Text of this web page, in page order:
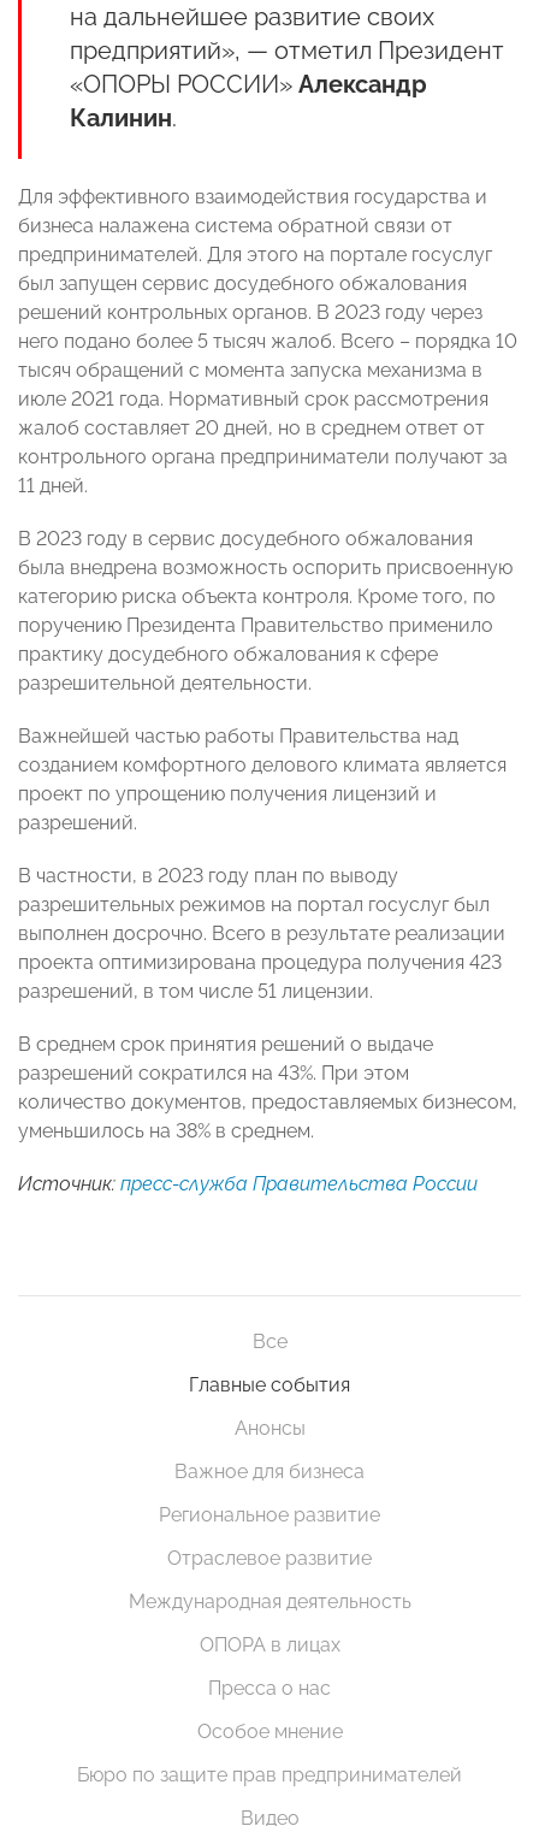
на дальнейшее развитие своих
предприятий», — отметил Президент
«ОПОРЫ РОССИИ» Александр
Калинин.
Для эффективного взаимодействия государства и
бизнеса налажена система обратной связи от
предпринимателей. Для этого на портале госуслуг
был запущен сервис досудебного обжалования
решений контрольных органов. В 2023 году через
него подано более 5 тысяч жалоб. Всего – порядка 10
тысяч обращений с момента запуска механизма в
июле 2021 года. Нормативный срок рассмотрения
жалоб составляет 20 дней, но в среднем ответ от
контрольного органа предприниматели получают за
11 дней.
В 2023 году в сервис досудебного обжалования
была внедрена возможность оспорить присвоенную
категорию риска объекта контроля. Кроме того, по
поручению Президента Правительство применило
практику досудебного обжалования к сфере
разрешительной деятельности.
Важнейшей частью работы Правительства над
созданием комфортного делового климата является
проект по упрощению получения лицензий и
разрешений.
В частности, в 2023 году план по выводу
разрешительных режимов на портал госуслуг был
выполнен досрочно. Всего в результате реализации
проекта оптимизирована процедура получения 423
разрешений, в том числе 51 лицензии.
В среднем срок принятия решений о выдаче
разрешений сократился на 43%. При этом
количество документов, предоставляемых бизнесом,
уменьшилось на 38% в среднем.
Источник: пресс-служба Правительства России
Все
Главные события
Анонсы
Важное для бизнеса
Региональное развитие
Отраслевое развитие
Международная деятельность
ОПОРА в лицах
Пресса о нас
Особое мнение
Бюро по защите прав предпринимателей
Видео